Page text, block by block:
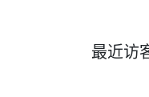
最近访